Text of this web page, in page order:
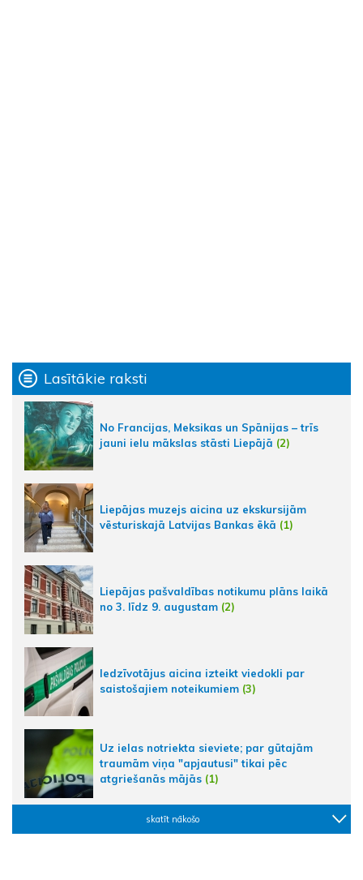
Lasītākie raksti
No Francijas, Meksikas un Spānijas – trīs
jauni ielu mākslas stāsti Liepājā (2)
Liepājas muzejs aicina uz ekskursijām
vēsturiskajā Latvijas Bankas ēkā (1)
Liepājas pašvaldības notikumu plāns laikā
no 3. līdz 9. augustam (2)
Iedzīvotājus aicina izteikt viedokli par
saistošajiem noteikumiem (3)
Uz ielas notriekta sieviete; par gūtajām
traumām viņa "apjautusi" tikai pēc
atgriešanās mājās (1)
skatīt nākošo